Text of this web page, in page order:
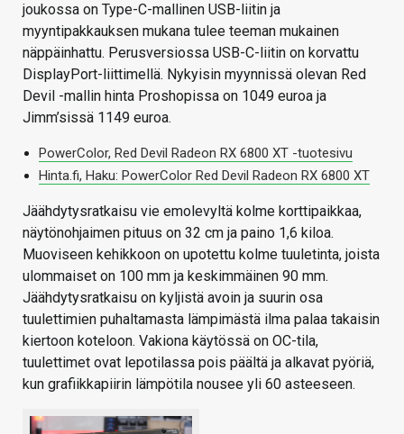
joukossa on Type-C-mallinen USB-liitin ja
myyntipakkauksen mukana tulee teeman mukainen
näppäinhattu. Perusversiossa USB-C-liitin on korvattu
DisplayPort-liittimellä. Nykyisin myynnissä olevan Red
Devil -mallin hinta Proshopissa on 1049 euroa ja
Jimm’sissä 1149 euroa.
PowerColor, Red Devil Radeon RX 6800 XT -tuotesivu
Hinta.fi, Haku: PowerColor Red Devil Radeon RX 6800 XT
Jäähdytysratkaisu vie emolevyltä kolme korttipaikkaa,
näytönohjaimen pituus on 32 cm ja paino 1,6 kiloa.
Muoviseen kehikkoon on upotettu kolme tuuletinta, joista
ulommaiset on 100 mm ja keskimmäinen 90 mm.
Jäähdytysratkaisu on kyljistä avoin ja suurin osa
tuulettimien puhaltamasta lämpimästä ilma palaa takaisin
kiertoon koteloon. Vakiona käytössä on OC-tila,
tuulettimet ovat lepotilassa pois päältä ja alkavat pyöriä,
kun grafiikkapiirin lämpötila nousee yli 60 asteeseen.